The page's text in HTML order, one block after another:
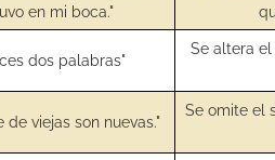
en mi boca."
dos palabras"
Se altera
de viejas son nuevas."
Se omite el